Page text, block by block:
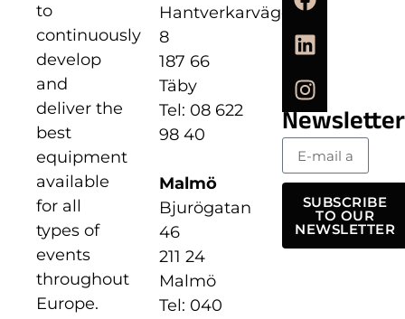
to
continuously
develop
and
deliver the
best
equipment
available
for all
types of
events
throughout
Europe.
Hantverkarvägen
8
187 66
Täby
Tel: 08 622
98 40
Malmö
Bjurögatan
46
211 24
Malmö
Tel: 040
SUBSCRIBE
TO OUR
NEWSLETTER